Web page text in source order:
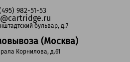
982-51-53
бульвар, д.7
(Москва)
Корнилова, д.61